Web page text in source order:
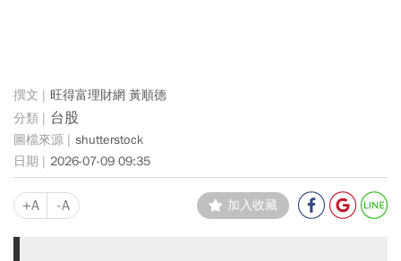
旺得富理財網 黃順德
台股
shutterstock
2026-07-09 09:35
+A -A 加入收藏